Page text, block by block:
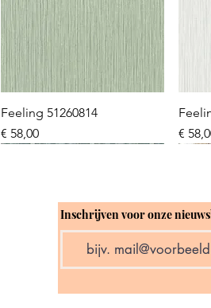
Snel overzicht
Feeling 51260814
Prijs
€ 58,00
Prijs
€
Inschrijven voor onze